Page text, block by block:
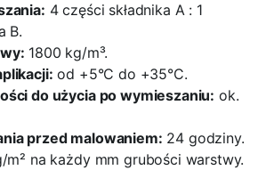
4 części składnika A : 1
B.
1800 kg/m³.
od +5°C do +35°C.
do użycia po wymieszaniu: ok.
przed malowaniem: 24 godziny.
m² na każdy mm grubości warstwy.